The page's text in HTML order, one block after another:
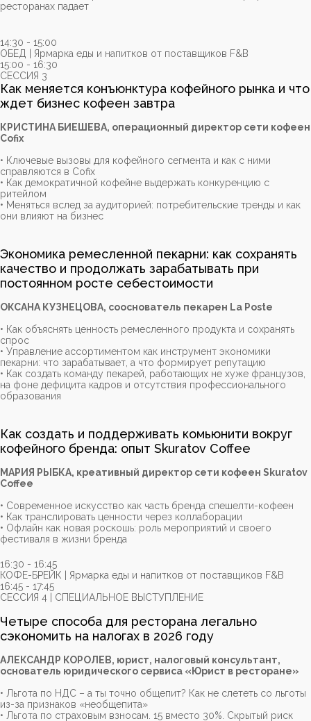
ресторанах падает
14:30 - 15:00
ОБЕД | Ярмарка еды и напитков от поставщиков F&B
15:00 - 16:30
СЕССИЯ 3
Как меняется конъюнктура кофейного рынка и что
ждет бизнес кофеен завтра
КРИСТИНА БИЕШЕВА, операционный директор сети кофеен
Cofix
• Ключевые вызовы для кофейного сегмента и как с ними
справляются в Cofix
• Как демократичной кофейне выдержать конкуренцию с
ритейлом
• Меняться вслед за аудиторией: потребительские тренды и как
они влияют на бизнес
Экономика ремесленной пекарни: как сохранять
качество и продолжать зарабатывать при
постоянном росте себестоимости
ОКСАНА КУЗНЕЦОВА, сооснователь пекарен La Poste
• Как объяснять ценность ремесленного продукта и сохранять
спрос
• Управление ассортиментом как инструмент экономики
пекарни: что зарабатывает, а что формирует репутацию
• Как создать команду пекарей, работающих не хуже французов,
на фоне дефицита кадров и отсутствия профессионального
образования
Как создать и поддерживать комьюнити вокруг
кофейного бренда: опыт Skuratov Coffee
МАРИЯ РЫБКА, креативный директор сети кофеен Skuratov
Coffee
• Современное искусство как часть бренда спешелти-кофеен
• Как транслировать ценности через коллаборации
• Офлайн как новая роскошь: роль мероприятий и своего
фестиваля в жизни бренда
16:30 - 16:45
КОФЕ-БРЕЙК | Ярмарка еды и напитков от поставщиков F&B
16:45 - 17:45
СЕССИЯ 4 | СПЕЦИАЛЬНОЕ ВЫСТУПЛЕНИЕ
Четыре способа для ресторана легально
сэкономить на налогах в 2026 году
АЛЕКСАНДР КОРОЛЕВ, юрист, налоговый консультант,
основатель юридического сервиса «Юрист в ресторане»
• Льгота по НДС – а ты точно общепит? Как не слететь со льготы
из-за признаков «необщепита»
• Льгота по страховым взносам. 15 вместо 30%. Скрытый риск